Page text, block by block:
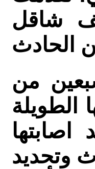
بتسوية مادية بمبلغ 290 ألف شاقل
من
الطويلة
وتحديد